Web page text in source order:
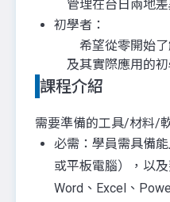
管理在台日兩地
初學者：
希望從零開始了
及其實際應用的初
課程介紹
需要準備的工具/材料/
必需：學員需具備
或平板電腦），以
Word、Excel、